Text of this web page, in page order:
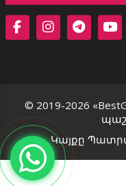
© 2019-2026
Կայքը